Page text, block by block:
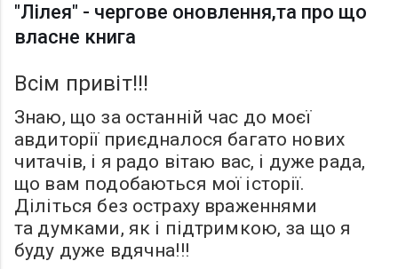
"Лілея" - чергове оновлення,та про що
власне книга
Всім привіт!!!
Знаю, що за останній час до моєї
авдиторії приєдналося багато нових
читачів, і я радо вітаю вас, і дуже рада,
що вам подобаються мої історії.
Діліться без остраху враженнями
та думками, як і підтримкою, за що я
буду дуже вдячна!!!